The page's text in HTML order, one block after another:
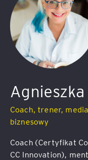
Coach, trener,
biznesowy
Coach (Certyfikat
CC Innovation),